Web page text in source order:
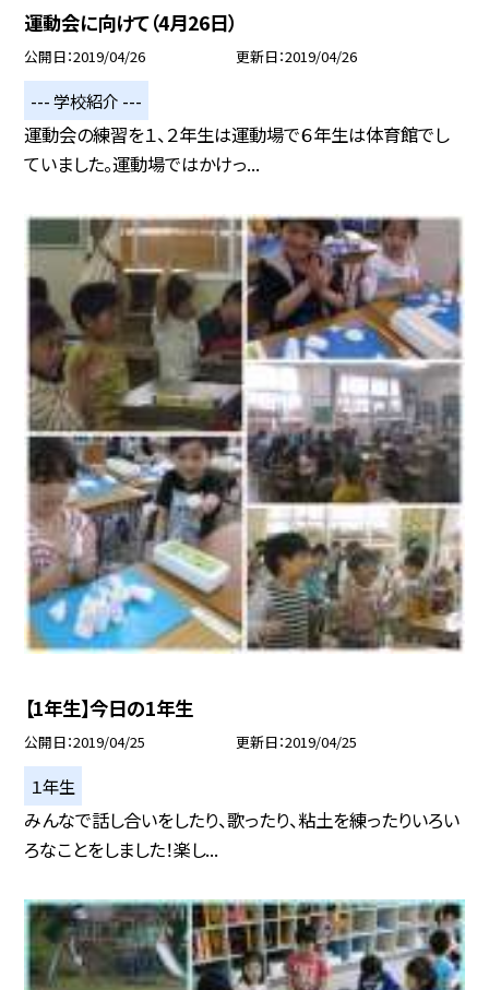
運動会に向けて（4月26日）
公開日 2019/04/26 更新日 2019/04/26
--- 学校紹介 ---
運動会の練習を１、２年生は運動場で６年生は体育館でし
ていました。運動場ではかけっ...
【1年生】今日の1年生
公開日 2019/04/25 更新日 2019/04/25
１年生
みんなで話し合いをしたり、歌ったり、粘土を練ったりいろい
ろなことをしました！楽し...